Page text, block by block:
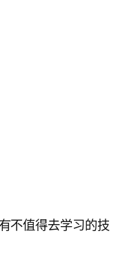
不值得去学习的技